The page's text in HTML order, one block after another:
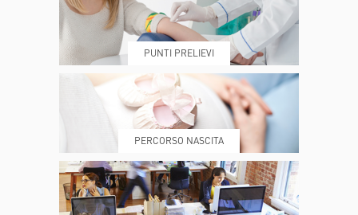
PRENOTA MY POLI
REFERTI REPARTI
PUNTI PRELIEVI
PERCORSO NASCITA